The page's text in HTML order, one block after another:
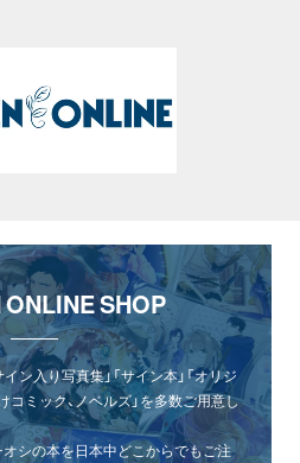
SHOP
ン入り写真集」「サイン本」「オリジ
ミック、ノベルズ」を多数ご用意し
シの本を日本中どこからでもご注